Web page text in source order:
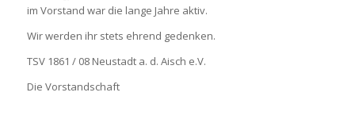
im Vorstand war die lange Jahre aktiv.
Wir werden ihr stets ehrend gedenken.
TSV 1861 / 08 Neustadt a. d. Aisch e.V.
Die Vorstandschaft